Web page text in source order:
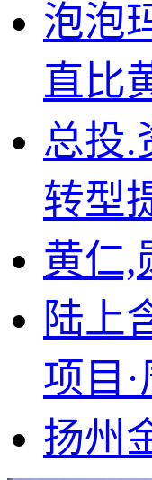
泡泡
直比
总投.
转型
黄仁,
陆上
项目·
扬州